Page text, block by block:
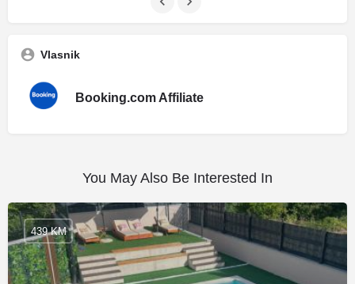
Vlasnik
Booking.com Affiliate
You May Also Be Interested In
439 KM